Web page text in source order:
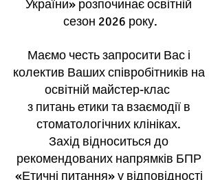
України» розпочинає освітній
сезон 2026 року.
Маємо честь запросити Вас і
колектив Ваших співробітників на
освітній майстер-клас
з питань етики та взаємодії в
стоматологічних клініках.
Захід відноситься до
рекомендованих напрямків БПР
«Етичні питання» у відповідності